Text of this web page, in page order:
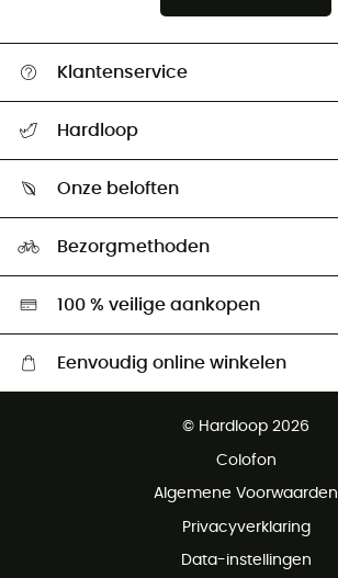
Klantenservice
Mijn zending volgen
Retourzendingen & Terugbetalingen
Hardloop
Ambassadeurs
Onze beloften
Hardgreen
Bezorgmethoden
100 % veilige aankopen
Eenvoudig online winkelen
Gratis retourneren binnen 100 dagen
© Hardloop 2026
Colofon
Algemene Voorwaarden
Privacyverklaring
Data-instellingen